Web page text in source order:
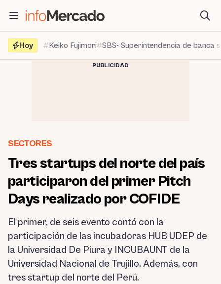
contenido
Hoy
Keiko Fujimori SBS- Superintendencia de banca
PUBLICIDAD
SECTORES
Tres startups del norte del país
participaron del primer Pitch
Days realizado por COFIDE
El primer, de seis evento contó con la
participación de las incubadoras HUB UDEP de
la Universidad De Piura y INCUBAUNT de la
Universidad Nacional de Trujillo. Además, con
tres startup del norte del Perú.